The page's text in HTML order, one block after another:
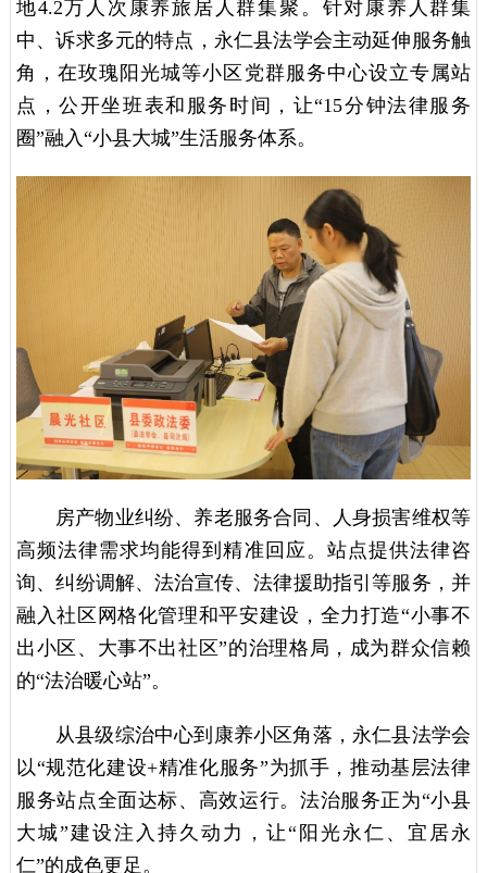
地4.2万人次康养旅居人群集聚。针对康养人群集
中、诉求多元的特点，永仁县法学会主动延伸服务触
角，在玫瑰阳光城等小区党群服务中心设立专属站
点，公开坐班表和服务时间，让“15分钟法律服务
圈”融入“小县大城”生活服务体系。
房产物业纠纷、养老服务合同、人身损害维权等
高频法律需求均能得到精准回应。站点提供法律咨
询、纠纷调解、法治宣传、法律援助指引等服务，并
融入社区网格化管理和平安建设，全力打造“小事不
出小区、大事不出社区”的治理格局，成为群众信赖
的“法治暖心站”。
从县级综治中心到康养小区角落，永仁县法学会
以“规范化建设+精准化服务”为抓手，推动基层法律
服务站点全面达标、高效运行。法治服务正为“小县
大城”建设注入持久动力，让“阳光永仁、宜居永
仁”的成色更足。